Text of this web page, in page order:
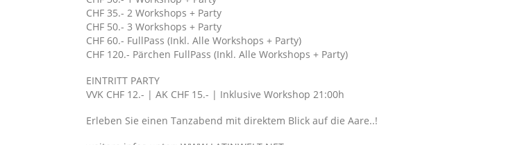
CHF 35.- 2 Workshops + Party
CHF 50.- 3 Workshops + Party
CHF 60.- FullPass (Inkl. Alle Workshops + Party)
CHF 120.- Pärchen FullPass (Inkl. Alle Workshops + Party)
EINTRITT PARTY
VVK CHF 12.- | AK CHF 15.- | Inklusive Workshop 21:00h
Erleben Sie einen Tanzabend mit direktem Blick auf die Aare..!